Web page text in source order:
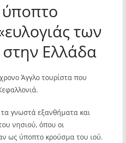
των
Ελλάδα
Άγγλο τουρίστα που
γνωστά εξανθήματα και
νησιού, όπου οι
ως ύποπτο κρούσμα του ιού.